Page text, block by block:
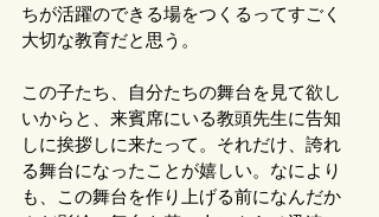
ちが活躍のできる場をつくるってすごく
大切な教育だと思う。
この子たち、自分たちの舞台を見て欲し
いからと、来賓席にいる教頭先生に告知
しに挨拶しに来たって。それだけ、誇れ
る舞台になったことが嬉しい。なにより
も、この舞台を作り上げる前になんだか